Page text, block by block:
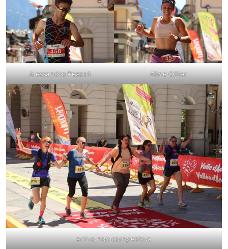
Alessandro Pezzoli Aline Ollier
arrivo non competitiva